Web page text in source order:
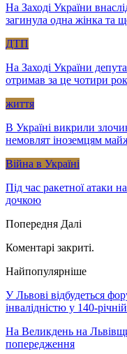
На Заході України
загинула одна жінка та
ДТП
На Заході України
отримав за це чотири
життя
В Україні викрили
немовлят іноземцям
Війна в Україні
Під час ракетної атаки
дочкою
Попередня Далі
Коментарі закриті.
Найпопулярніше
У Львові відбудеться
інвалідністю у 140-
На Великдень на
попередження